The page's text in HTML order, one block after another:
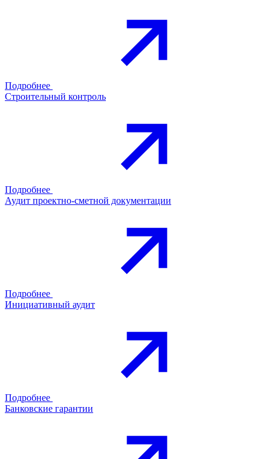
Подробнее
Строительный контроль
Подробнее
Аудит проектно-сметной документации
Подробнее
Инициативный аудит
Подробнее
Банковские гарантии